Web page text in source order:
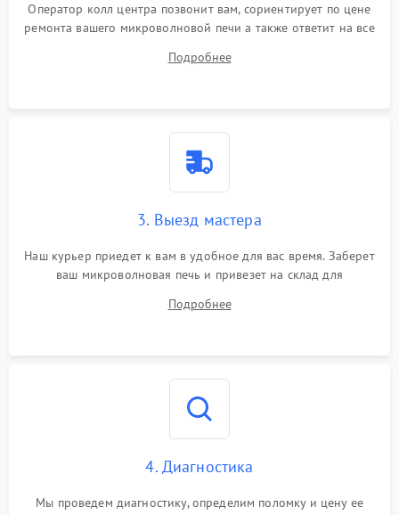
Оператор колл центра позвонит вам, сориентирует по цене
ремонта вашего микроволновой печи а также ответит на все
Подробнее
3. Выезд мастера
Наш курьер приедет к вам в удобное для вас время. Заберет
ваш микроволновая печь и привезет на склад для
Подробнее
4. Диагностика
Мы проведем диагностику, определим поломку и цену ее